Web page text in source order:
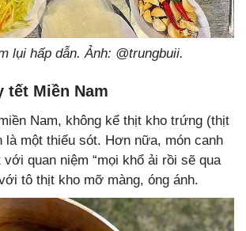
lụi hấp dẫn. Ảnh: @trungbuii.
tết Miền Nam
Nam, không kể thịt kho trứng (thịt
là một thiếu sót. Hơn nữa, món canh
với quan niệm “mọi khổ ải rồi sẽ qua
tô thịt kho mỡ màng, óng ánh.